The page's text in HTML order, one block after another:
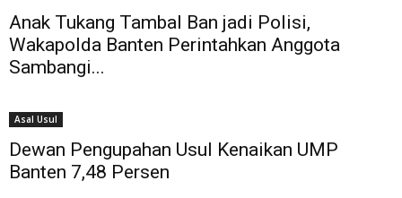
Anak Tukang Tambal Ban jadi Polisi,
Wakapolda Banten Perintahkan Anggota
Sambangi...
Asal Usul
Dewan Pengupahan Usul Kenaikan UMP
Banten 7,48 Persen